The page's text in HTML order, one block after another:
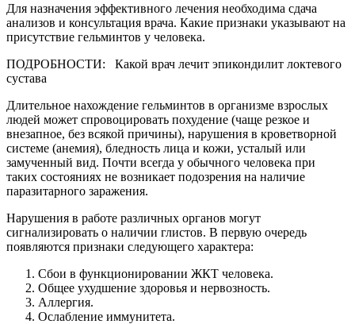
Для назначения эффективного лечения необходима сдача
анализов и консультация врача. Какие признаки указывают на
присутствие гельминтов у человека.
ПОДРОБНОСТИ: Какой врач лечит эпикондилит локтевого
сустава
Длительное нахождение гельминтов в организме взрослых
людей может спровоцировать похудение (чаще резкое и
внезапное, без всякой причины), нарушения в кроветворной
системе (анемия), бледность лица и кожи, усталый или
замученный вид. Почти всегда у обычного человека при
таких состояниях не возникает подозрения на наличие
паразитарного заражения.
Нарушения в работе различных органов могут
сигнализировать о наличии глистов. В первую очередь
появляются признаки следующего характера:
Сбои в функционировании ЖКТ человека.
Общее ухудшение здоровья и нервозность.
Аллергия.
Ослабление иммунитета.